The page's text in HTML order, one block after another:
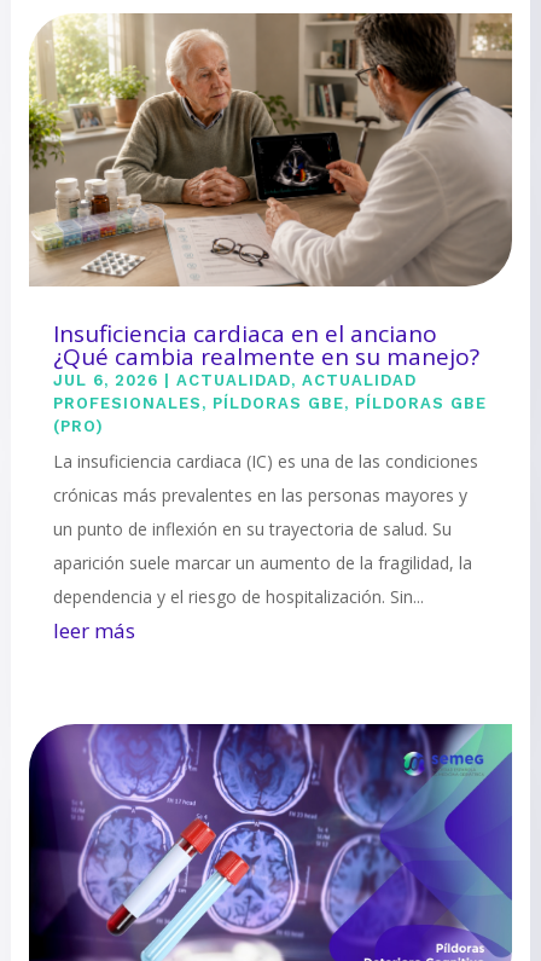
Insuficiencia cardiaca en el anciano
¿Qué cambia realmente en su manejo?
JUL 6, 2026 | ACTUALIDAD, ACTUALIDAD
PROFESIONALES , PÍLDORAS GBE, PÍLDORAS GBE
(PRO)
La insuficiencia cardiaca (IC) es una de las condiciones
crónicas más prevalentes en las personas mayores y
un punto de inflexión en su trayectoria de salud. Su
aparición suele marcar un aumento de la fragilidad, la
dependencia y el riesgo de hospitalización. Sin...
leer más